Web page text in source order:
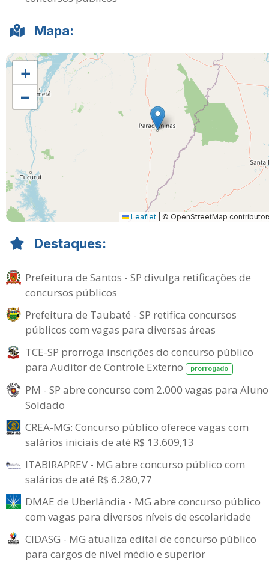
Mapa:
+
−
Leaflet © OpenStreetMap
Destaques:
Prefeitura de Santos - SP divulga retificações de
concursos públicos
Prefeitura de Taubaté - SP retifica concursos
públicos com vagas para diversas áreas
TCE-SP prorroga inscrições do concurso público
para Auditor de Controle Externo
prorrogado
PM - SP abre concurso com 2.000 vagas para
Soldado
CREA-MG: Concurso público oferece vagas com
salários iniciais de até R$ 13.609,13
ITABIRAPREV - MG abre concurso público com
salários de até R$ 6.280,77
DMAE de Uberlândia - MG abre concurso público
com vagas para diversos níveis de escolaridade
CIDASG - MG atualiza edital de concurso público
para cargos de nível médio e superior